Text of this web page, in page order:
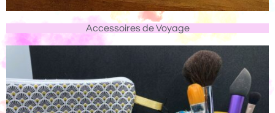
Accessoires de Voyage